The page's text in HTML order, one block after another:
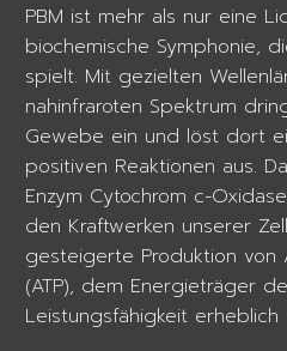
PBM ist mehr als nur eine
biochemische Symphonie,
spielt. Mit gezielten
nahinfraroten Spektrum
Gewebe ein und löst dort
positiven Reaktionen aus.
Enzym Cytochrom c-
den Kraftwerken unserer
gesteigerte Produktion von
(ATP), dem Energieträger
Leistungsfähigkeit